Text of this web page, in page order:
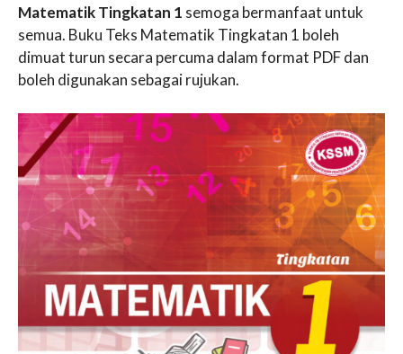
Matematik Tingkatan 1 semoga bermanfaat untuk
semua. Buku Teks Matematik Tingkatan 1 boleh
dimuat turun secara percuma dalam format PDF dan
boleh digunakan sebagai rujukan.